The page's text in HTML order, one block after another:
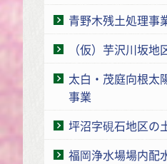
青野木残土処理事
（仮）芋沢川坂地
太白・茂庭向根太
事業
坪沼字硯石地区の
福岡浄水場場内配